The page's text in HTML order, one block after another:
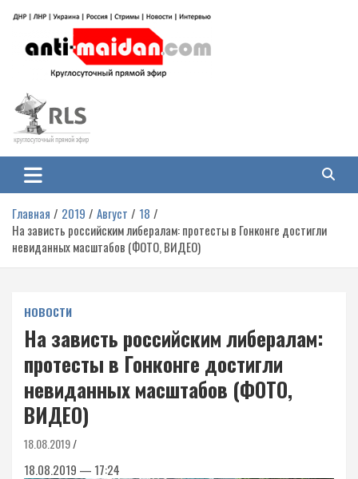
содержимому
Антимайдан: Гражданская война
на Украине
гражданской войне на Украине, включая события в Новороссии, ДНР,
ЛНР и других регионах.
Главная 2019 Август
18
На зависть российским либералам: протесты в Гонконге достигли
невиданных масштабов (ФОТО, ВИДЕО)
НОВОСТИ
На зависть российским либералам:
протесты в Гонконге достигли
невиданных масштабов (ФОТО,
ВИДЕО)
18.08.2019
18.08.2019 — 17:24